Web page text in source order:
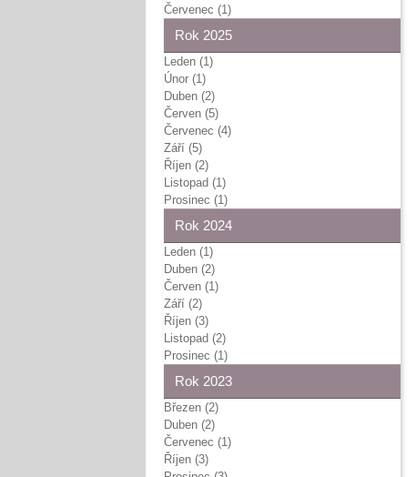
Červenec (1)
Rok 2025
Leden (1)
Únor (1)
Duben (2)
Červen (5)
Červenec (4)
Září (5)
Říjen (2)
Listopad (1)
Prosinec (1)
Rok 2024
Leden (1)
Duben (2)
Červen (1)
Září (2)
Říjen (3)
Listopad (2)
Prosinec (1)
Rok 2023
Březen (2)
Duben (2)
Červenec (1)
Říjen (3)